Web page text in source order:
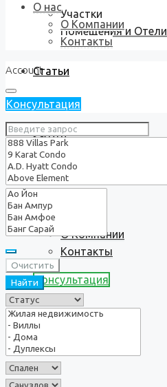
Участки
Помещения и Отели
Статьи
Услуги
О нас
О Компании
Контакты
Консультация
О нас
О Компании
Контакты
Account
Консультация
Очистить
Найти